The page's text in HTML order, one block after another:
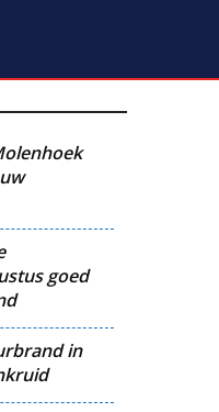
goed
in